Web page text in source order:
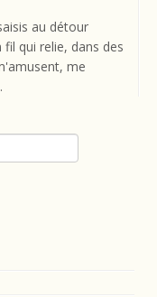
au détour
qui relie, dans des
me